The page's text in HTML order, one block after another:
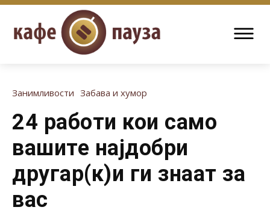
Занимливости Забава и хумор
24 работи кои само
вашите најдобри
другар(к)и ги знаат за
вас